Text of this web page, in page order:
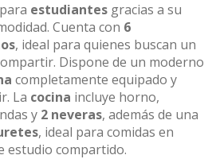
estudiantes gracias a su
Cuenta con 6
, ideal para quienes buscan un
Dispone de un moderno
completamente equipado y
La cocina incluye horno,
y 2 neveras, además de una
, ideal para comidas en
estudio compartido.